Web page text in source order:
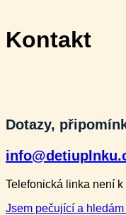
Kontakt
Dotazy,
Telefonická linka není
Jsem pečující a